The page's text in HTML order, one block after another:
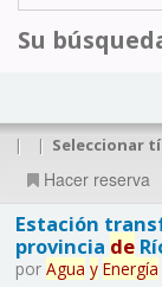
Su
| | Seleccionar
Hacer reserva
Estación
provincia de
por Agua y Energía